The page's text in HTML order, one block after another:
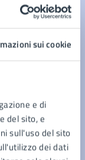
sui cookie
e di
del sito, e
sull'uso del sito
dei dati
dell’aria,
per
esercizio